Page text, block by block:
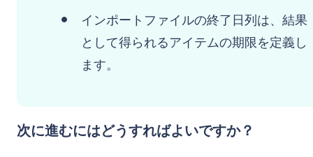
インポートファイルの終了日列は、結果
として得られるアイテムの期限を定義し
ます。
次に進むにはどうすればよいですか？